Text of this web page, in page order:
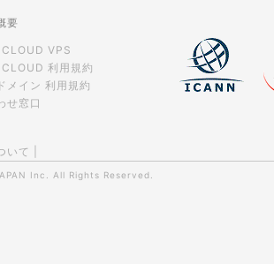
要
VPS
利用規約
メイン 利用規約
せ窓口
いて
Inc. All Rights Reserved.